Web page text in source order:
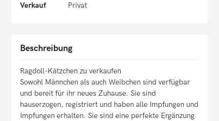
Verkauf
Privat
Beschreibung
Ragdoll-Kätzchen zu verkaufen
Sowohl Männchen als auch Weibchen sind verfügbar
und bereit für ihr neues Zuhause. Sie sind
hauserzogen, registriert und haben alle Impfungen und
Impfungen erhalten. Sie sind eine perfekte Ergänzung